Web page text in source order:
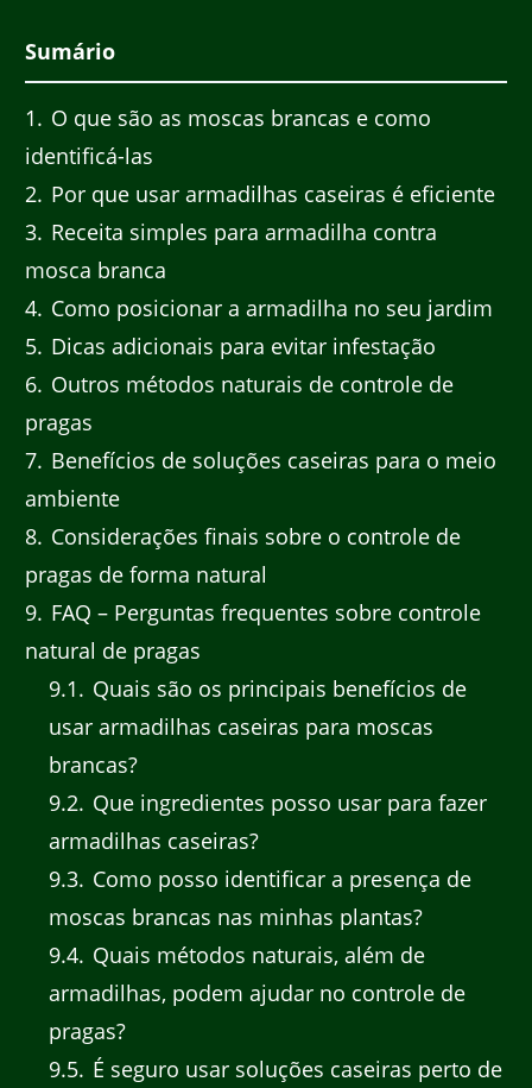
Sumário
1
O que são as moscas brancas e como
identificá-las
2 Por que usar armadilhas caseiras é eficiente
3 Receita simples para armadilha contra
mosca branca
4 Como posicionar a armadilha no seu jardim
5 Dicas adicionais para evitar infestação
6 Outros métodos naturais de controle de
pragas
7 Benefícios de soluções caseiras para o meio
ambiente
8 Considerações finais sobre o controle de
pragas de forma natural
9 FAQ – Perguntas frequentes sobre controle
natural de pragas
9.1
Quais são os principais benefícios de
usar armadilhas caseiras para moscas
brancas?
9.2 Que ingredientes posso usar para fazer
armadilhas caseiras?
9.3 Como posso identificar a presença de
moscas brancas nas minhas plantas?
9.4 Quais métodos naturais, além de
armadilhas, podem ajudar no controle de
pragas?
9.5 É seguro usar soluções caseiras perto de